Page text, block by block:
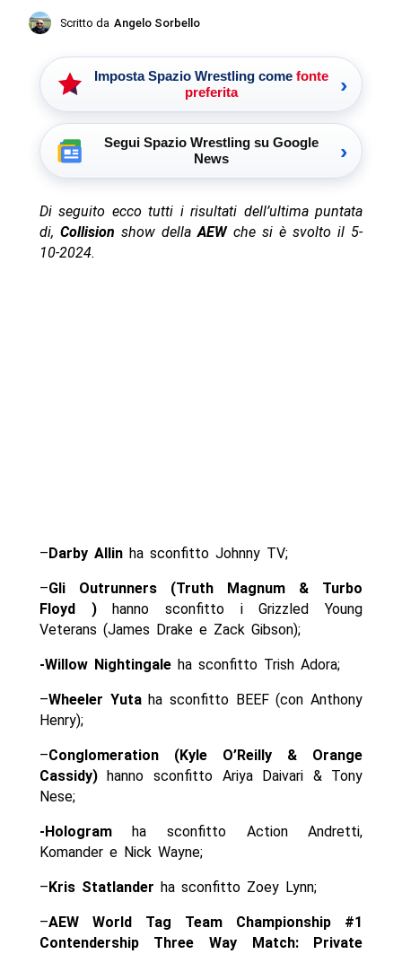
Scritto da Angelo Sorbello
Imposta Spazio Wrestling come fonte
preferita
›
Segui Spazio Wrestling su Google
News
›
Di seguito ecco tutti i risultati dell’ultima puntata
di, Collision show dellaAEWche si è svolto il 5-
10-2024.
– Darby Allinha sconfitto Johnny TV;
–Gli Outrunners (Truth Magnum & Turbo
Floyd )hanno sconfitto i Grizzled Young
Veterans (James Drake e Zack Gibson);
-Willow Nightingaleha sconfitto Trish Adora;
–Wheeler Yutaha sconfitto BEEF (con Anthony
Henry);
–Conglomeration (Kyle O’Reilly & Orange
Cassidy)hanno sconfitto Ariya Daivari & Tony
Nese;
-Hologramha sconfitto Action Andretti,
Komander e Nick Wayne;
– Kris Statlander ha sconfitto Zoey Lynn;
–AEW World Tag Team Championship #1
Contendership Three Way Match: Private